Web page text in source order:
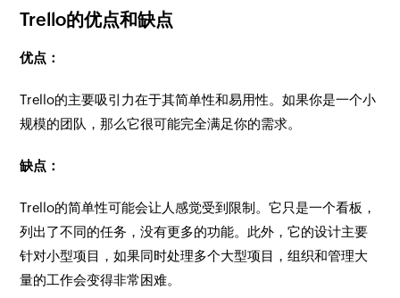
Trello的优点和缺点
优点：
Trello的主要吸引力在于其简单性和易用性。如果你是一个小
规模的团队，那么它很可能完全满足你的需求。
缺点：
Trello的简单性可能会让人感觉受到限制。它只是一个看板，
列出了不同的任务，没有更多的功能。此外，它的设计主要
针对小型项目，如果同时处理多个大型项目，组织和管理大
量的工作会变得非常困难。